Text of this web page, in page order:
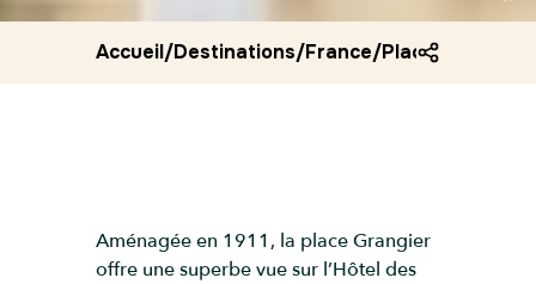
Accueil/Destinations/France/Place grangier
Aménagée en 1911, la place Grangier
offre une superbe vue sur l’Hôtel des